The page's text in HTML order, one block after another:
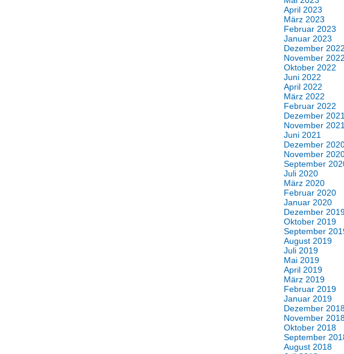
April 2023
März 2023
Februar 2023
Januar 2023
Dezember 2022
November 2022
Oktober 2022
Juni 2022
April 2022
März 2022
Februar 2022
Dezember 2021
November 2021
Juni 2021
Dezember
November
September
Juli 2020
März 2020
Februar 2020
Januar 2020
Dezember
Oktober 2019
September
August 2019
Juli 2019
Mai 2019
April 2019
März 2019
Februar 2019
Januar 2019
Dezember
November
Oktober 2018
September
August 2018